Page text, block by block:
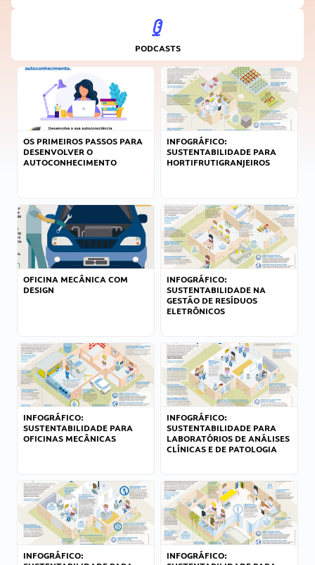
PODCASTS
OS PRIMEIROS PASSOS PARA
DESENVOLVER O
AUTOCONHECIMENTO
INFOGRÁFICO:
SUSTENTABILIDADE PARA
HORTIFRUTIGRANJEIROS
OFICINA MECÂNICA COM
DESIGN
INFOGRÁFICO:
SUSTENTABILIDADE NA
GESTÃO DE RESÍDUOS
ELETRÔNICOS
INFOGRÁFICO:
SUSTENTABILIDADE PARA
OFICINAS MECÂNICAS
INFOGRÁFICO:
SUSTENTABILIDADE PARA
LABORATÓRIOS DE ANÁLISES
CLÍNICAS E DE PATOLOGIA
INFOGRÁFICO:
INFOGRÁFICO: